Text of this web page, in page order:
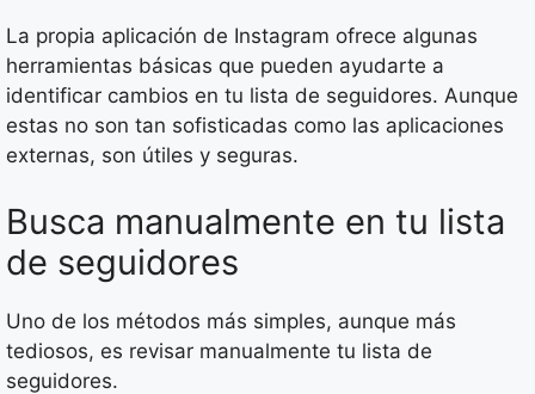
La propia aplicación de Instagram ofrece algunas
herramientas básicas que pueden ayudarte a
identificar cambios en tu lista de seguidores. Aunque
estas no son tan sofisticadas como las aplicaciones
externas, son útiles y seguras.
Busca manualmente en tu lista
de seguidores
Uno de los métodos más simples, aunque más
tediosos, es revisar manualmente tu lista de
seguidores.